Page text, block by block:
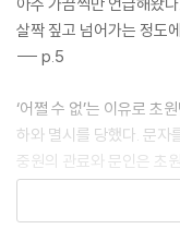
친다 486 | 당항강 490 |
| 몽골과 서하 500 | 후손
선사시대 문명의 흔적을
인연 516 | 문성공주가
공허한 법이라 521 | 아
달라이와 판첸 533 | 부
1 | 맥마흔 라인 544 | 동
살짝 짚고 넘어가는 정도
--- p.5
‘어쩔 수 없’는 이유로 초
하와 멸시를 당했다. 문자
중원의 관료와 문인은 초
하는 데 대부분 ‘견犭’ 자